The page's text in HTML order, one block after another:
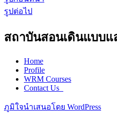
รูปต่อไป
สถาบันสอนเดินแบบ
Home
Profile
WRM Courses
Contact Us_
ภูมิใจนำเสนอโดย WordPress